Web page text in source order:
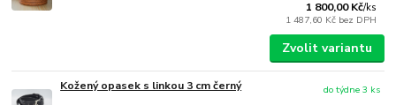
1 800,00 Kč/ks
1 487,60 Kč bez DPH
Zvolit variantu
Kožený opasek s linkou 3 cm černý
do týdne 3 ks